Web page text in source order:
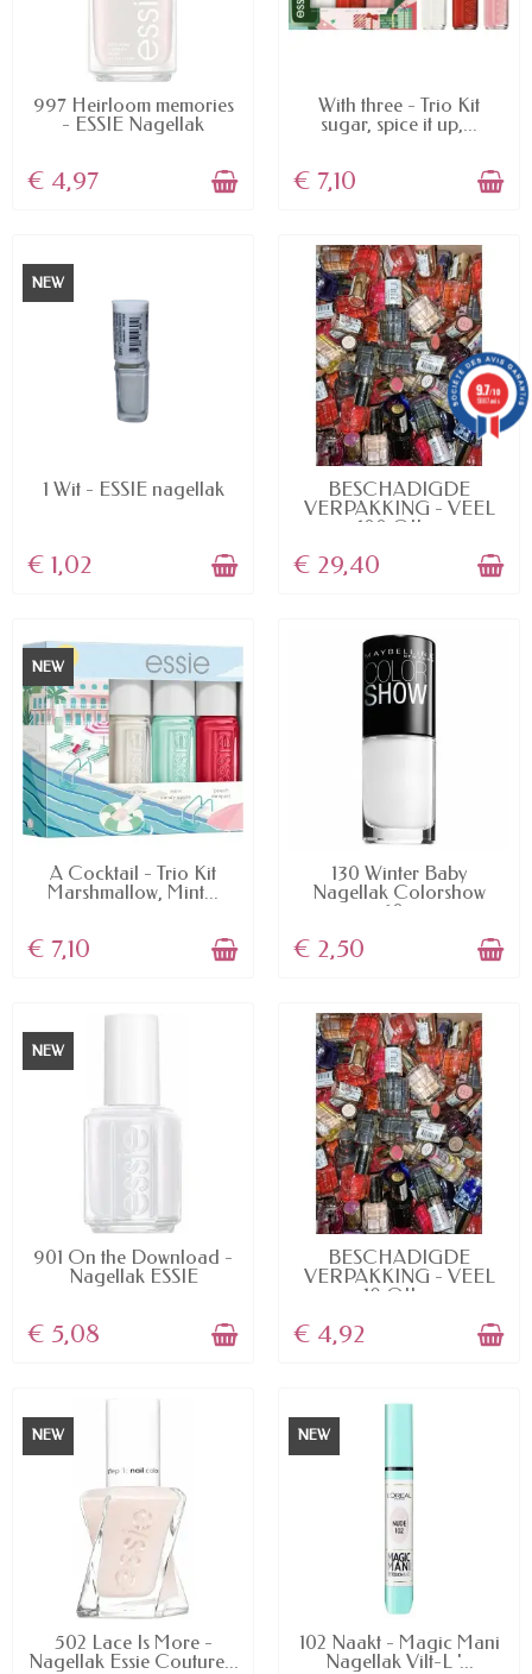
AVAILABLE
997 Heirloom memories
- ESSIE Nagellak
€ 4,97
AVAILABLE
With three - Trio Kit
sugar, spice it up,...
€ 7,10
NEW
AVAILABLE
1 Wit - ESSIE nagellak
€ 1,02
AVAILABLE
BESCHADIGDE
VERPAKKING - VEEL
100 OIL...
€ 29,40
NEW
AVAILABLE
A Cocktail - Trio Kit
Marshmallow, Mint...
€ 7,10
AVAILABLE
130 Winter Baby
Nagellak Colorshow
60...
€ 2,50
NEW
AVAILABLE
901 On the Download -
Nagellak ESSIE
€ 5,08
AVAILABLE
BESCHADIGDE
VERPAKKING - VEEL
10 OIL...
€ 4,92
NEW
AVAILABLE
502 Lace Is More -
Nagellak Essie Couture...
NEW
AVAILABLE
102 Naakt - Magic Mani
Nagellak Vilt-L '...
9.7/10
5887 avis